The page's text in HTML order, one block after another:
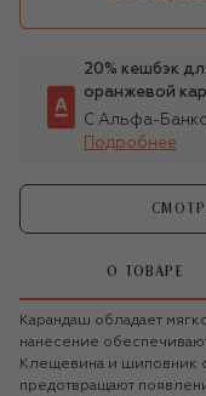
20% кешбэк
оранжевой
С Альфа-
Подробнее
О ТОВАРЕ
Карандаш обладает
нанесение
Клещевина и шиповник
предотвращают